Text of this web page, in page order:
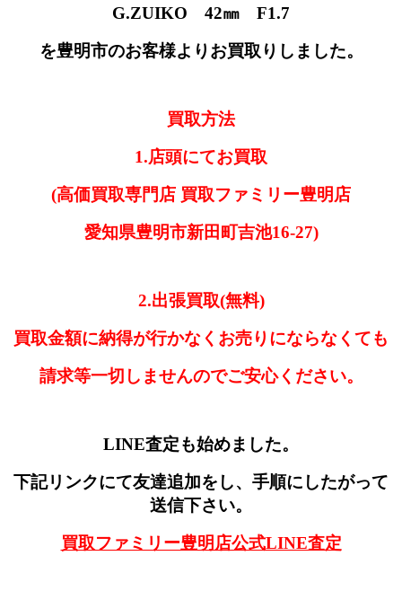
G.ZUIKO 42㎜ F1.7
を豊明市のお客様よりお買取りしました。
買取方法
1.店頭にてお買取
(高価買取専門店 買取ファミリー豊明店
愛知県豊明市新田町吉池16-27)
2.出張買取(無料)
買取金額に納得が行かなくお売りにならなくても
請求等一切しませんのでご安心ください。
LINE査定も始めました。
下記リンクにて友達追加をし、手順にしたがって
送信下さい。
買取ファミリー豊明店公式LINE査定